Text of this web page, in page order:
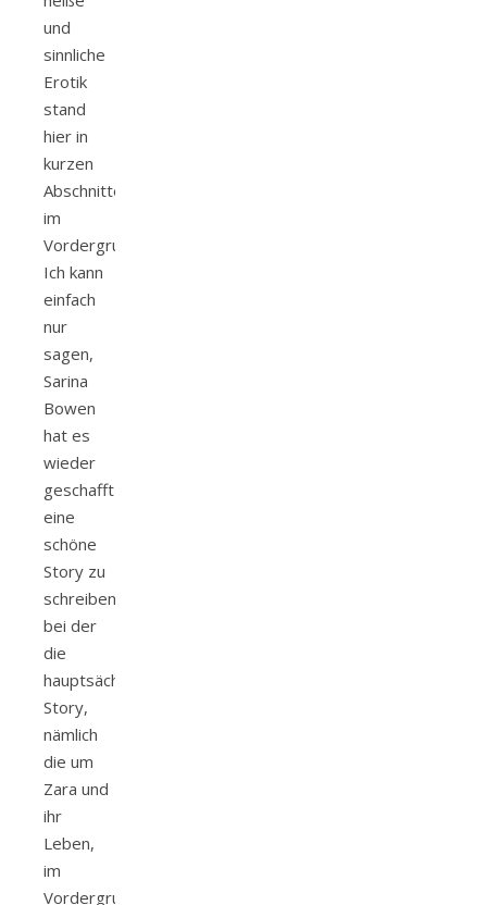
und
sinnliche
Erotik
stand
hier in
kurzen
Abschnitten
im
Vordergrund.
Ich kann
einfach
nur
sagen,
Sarina
Bowen
hat es
wieder
geschafft
eine
schöne
Story zu
schreiben,
bei der
die
hauptsächliche
Story,
nämlich
die um
Zara und
ihr
Leben,
im
Vordergrund